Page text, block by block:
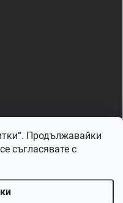
Продължавайки
съгласявате с
BeGadget.si